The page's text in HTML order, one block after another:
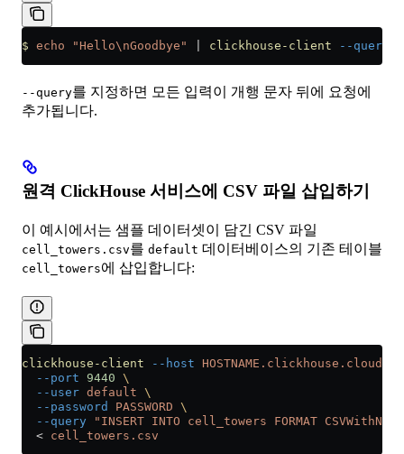
$ echo "Hello\nGoodbye" clickhouse-client --query
--query를 지정하면 모든 입력이 개행 문자 뒤에 요청에
추가됩니다.
원격 ClickHouse 서비스에 CSV 파일 삽입하기
이 예시에서는 샘플 데이터셋이 담긴 CSV 파일
cell_towers.csv를 default 데이터베이스의 기존 테이블
cell_towers에 삽입합니다:
clickhouse-client --host HOSTNAME.clickhouse.cloud
  --port
9440 \
  --user
default \
  --password
PASSWORD \
  --query
"INSERT INTO cell_towers FORMAT
  <
cell_towers.csv